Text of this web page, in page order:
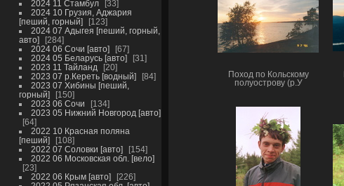
2024 11 Стамбул
33
2024 10 Грузия, Аджария
[пеший, горный]
123
2024 07 Адыгея [пеший, горный,
авто]
284
2024 06 Сочи [авто]
67
2024 05 Беларусь [авто]
31
2023 11 Тайланд
20
2023 07 р.Кереть [водный]
84
2023 07 Хибины [пеший,
горный]
150
2023 06 Сочи
134
2023 05 Нижний Новгород [авто]
64
2022 10 Красная поляна
[пеший]
108
2022 07 Соловки [авто]
154
2022 06 Московская обл. [вело]
23
2022 06 Крым [авто]
226
Поход по Кольскому
полуострову (р.У